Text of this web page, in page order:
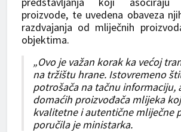
proizvode, te uvedena obaveza
razdvajanja od mliječnih
objektima.
„Ovo je važan korak ka većoj
na tržištu hrane. Istovremeno
potrošača na tačnu informaciju,
domaćih proizvođača mlijeka
kvalitetne i autentične mliječne
poručila je ministarka.